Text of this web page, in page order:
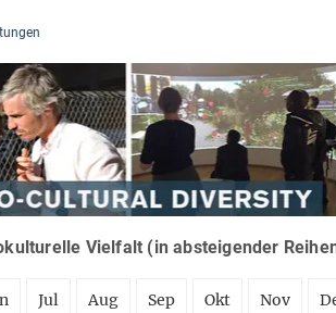
Vielfalt (in absteigender
Jul Aug Sep Okt Nov